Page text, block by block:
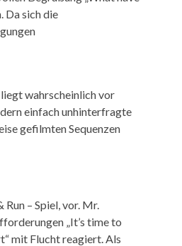
Da sich die
wahrscheinlich vor
einfach unhinterfragte
gefilmten Sequenzen
– Spiel, vor. Mr.
„It’s time to
mit Flucht reagiert. Als